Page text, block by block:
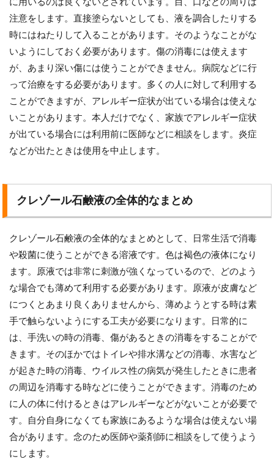
注意をします。直接塗らないとしても、液を調合したりする
時にはねたりして入ることがあります。そのようなことがな
いようにしておく必要があります。傷の消毒には使えます
が、あまり深い傷には使うことができません。病院などに行
って治療をする必要があります。多くの人に対して利用する
ことができますが、アレルギー症状が出ている場合は使えな
いことがあります。本人だけでなく、家族でアレルギー症状
が出ている場合には利用前に医師などに相談をします。炎症
などが出たときは使用を中止します。
クレゾール石鹸液の全体的なまとめ
クレゾール石鹸液の全体的なまとめとして、日常生活で消毒
や殺菌に使うことができる溶液です。色は褐色の液体になり
ます。原液では非常に刺激が強くなっているので、どのよう
な場合でも薄めて利用する必要があります。原液が皮膚など
につくとあまり良くありませんから、薄めようとする時は素
手で触らないようにする工夫が必要になります。日常的に
は、手洗いの時の消毒、傷があるときの消毒をすることがで
きます。そのほかではトイレや排水溝などの消毒、水害など
が起きた時の消毒、ウイルス性の病気が発生したときに患者
の周辺を消毒する時などに使うことができます。消毒のため
に人の体に付けるときはアレルギーなどがないことが必要で
す。自分自身になくても家族にあるような場合は使えない場
合があります。念のため医師や薬剤師に相談をして使うよう
にします。